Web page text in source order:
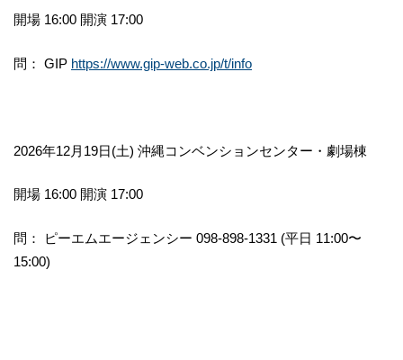
開場 16:00 開演 17:00
問： GIP https://www.gip-web.co.jp/t/info
2026年12月19日(土) 沖縄コンベンションセンター・劇場棟
開場 16:00 開演 17:00
問： ピーエムエージェンシー 098-898-1331 (平日 11:00〜
15:00)